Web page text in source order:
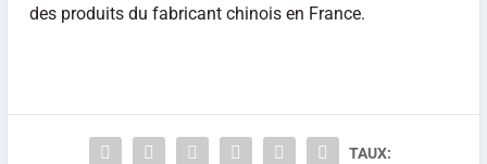
des produits du fabricant chinois en France.
TAUX: